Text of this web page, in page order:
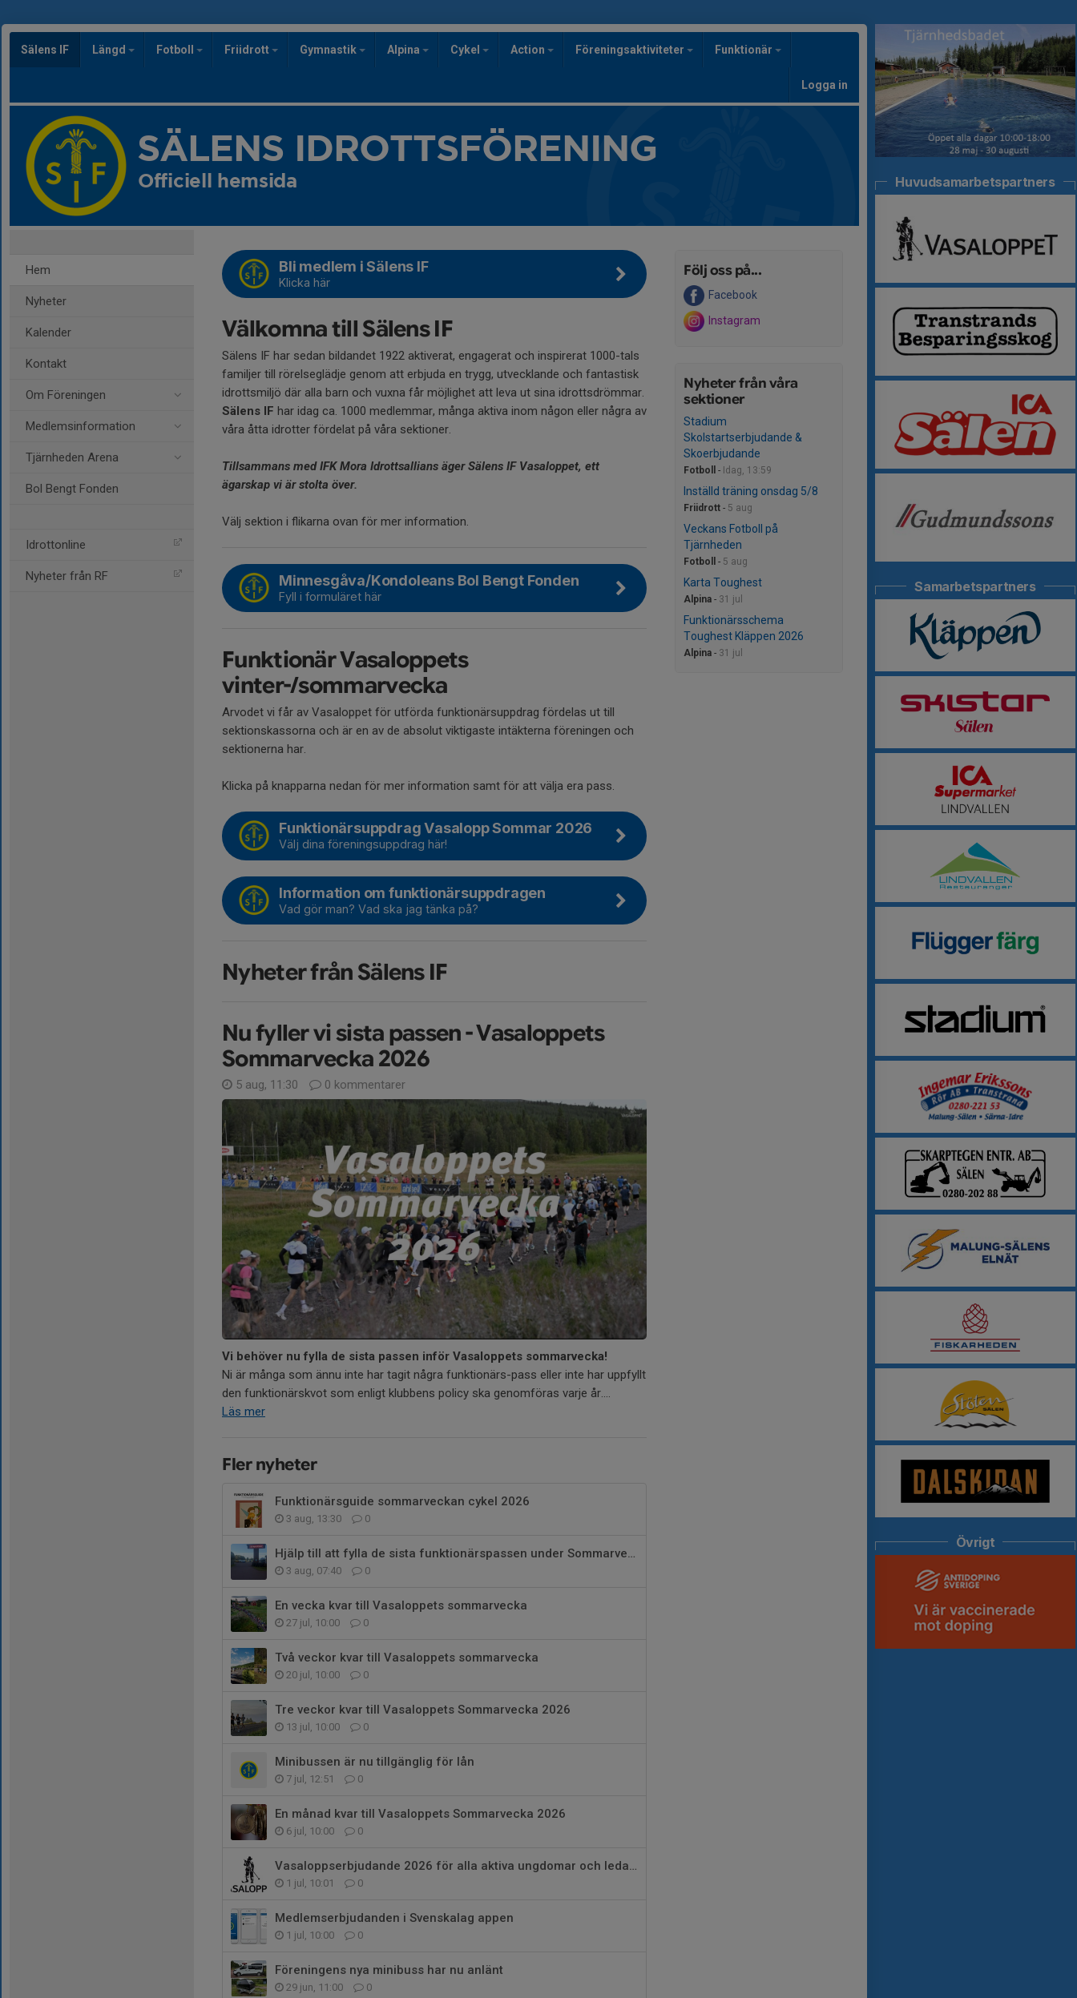
Sälens IF Längd Fotboll Friidrott Gymnastik Alpina Cykel Action Föreningsaktiviteter Funktionär
Logga in
SÄLENS IDROTTSFÖRENING
Officiell hemsida
Hem
Nyheter
Kalender
Kontakt
Om Föreningen
Medlemsinformation
Tjärnheden Arena
Bol Bengt Fonden
Idrottonline
Nyheter från RF
Följ oss på...
Facebook
Instagram
Nyheter från våra
sektioner
Stadium
Skolstartserbjudande &
Skoerbjudande
Fotboll - Idag, 13:59
Inställd träning onsdag 5/8
Friidrott - 5 aug
Veckans Fotboll på
Tjärnheden
Fotboll - 5 aug
Karta Toughest
Alpina - 31 jul
Funktionärsschema
Toughest Kläppen 2026
Alpina - 31 jul
Bli medlem i Sälens IF
Klicka här
Välkomna till Sälens IF
Sälens IF har sedan bildandet 1922 aktiverat, engagerat och inspirerat 1000-tals
familjer till rörelseglädje genom att erbjuda en trygg, utvecklande och fantastisk
idrottsmiljö där alla barn och vuxna får möjlighet att leva ut sina idrottsdrömmar.
Sälens IF har idag ca. 1000 medlemmar, många aktiva inom någon eller några av
våra åtta idrotter fördelat på våra sektioner.
Tillsammans med IFK Mora Idrottsallians äger Sälens IF Vasaloppet, ett
ägarskap vi är stolta över.
Välj sektion i flikarna ovan för mer information.
Minnesgåva/Kondoleans Bol Bengt Fonden
Fyll i formuläret här
Funktionär Vasaloppets
vinter-/sommarvecka
Arvodet vi får av Vasaloppet för utförda funktionärsuppdrag fördelas ut till
sektionskassorna och är en av de absolut viktigaste intäkterna föreningen och
sektionerna har.
Klicka på knapparna nedan för mer information samt för att välja era pass.
Funktionärsuppdrag Vasalopp Sommar 2026
Välj dina föreningsuppdrag här!
Information om funktionärsuppdragen
Vad gör man? Vad ska jag tänka på?
Nyheter från Sälens IF
Nu fyller vi sista passen - Vasaloppets
Sommarvecka 2026
5 aug, 11:30 0 kommentarer
Vi behöver nu fylla de sista passen inför Vasaloppets sommarvecka!
Ni är många som ännu inte har tagit några funktionärs-pass eller inte har uppfyllt
den funktionärskvot som enligt klubbens policy ska genomföras varje år....
Läs mer
Fler nyheter
Funktionärsguide sommarveckan cykel 2026
3 aug, 13:30 0
Hjälp till att fylla de sista funktionärspassen under Sommarveckan
3 aug, 07:40 0
En vecka kvar till Vasaloppets sommarvecka
27 jul, 10:00 0
Två veckor kvar till Vasaloppets sommarvecka
20 jul, 10:00 0
Tre veckor kvar till Vasaloppets Sommarvecka 2026
13 jul, 10:00 0
Minibussen är nu tillgänglig för lån
7 jul, 12:51 0
En månad kvar till Vasaloppets Sommarvecka 2026
6 jul, 10:00 0
Vasaloppserbjudande 2026 för alla aktiva ungdomar och ledare i Sälens IF
1 jul, 10:01 0
Medlemserbjudanden i Svenskalag appen
1 jul, 10:00 0
Föreningens nya minibuss har nu anlänt
29 jun, 11:00 0
Huvudsamarbetspartners
Samarbetspartners
Övrigt